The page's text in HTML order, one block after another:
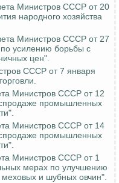
Министров СССР от 20
народного хозяйства
Министров СССР от 27
усилению борьбы с
цен".
СССР от 7 января
Министров СССР от 12
промышленных
Министров СССР от 14
промышленных
Министров СССР от 1
мерах по улучшению
меховых и шубных овчин".